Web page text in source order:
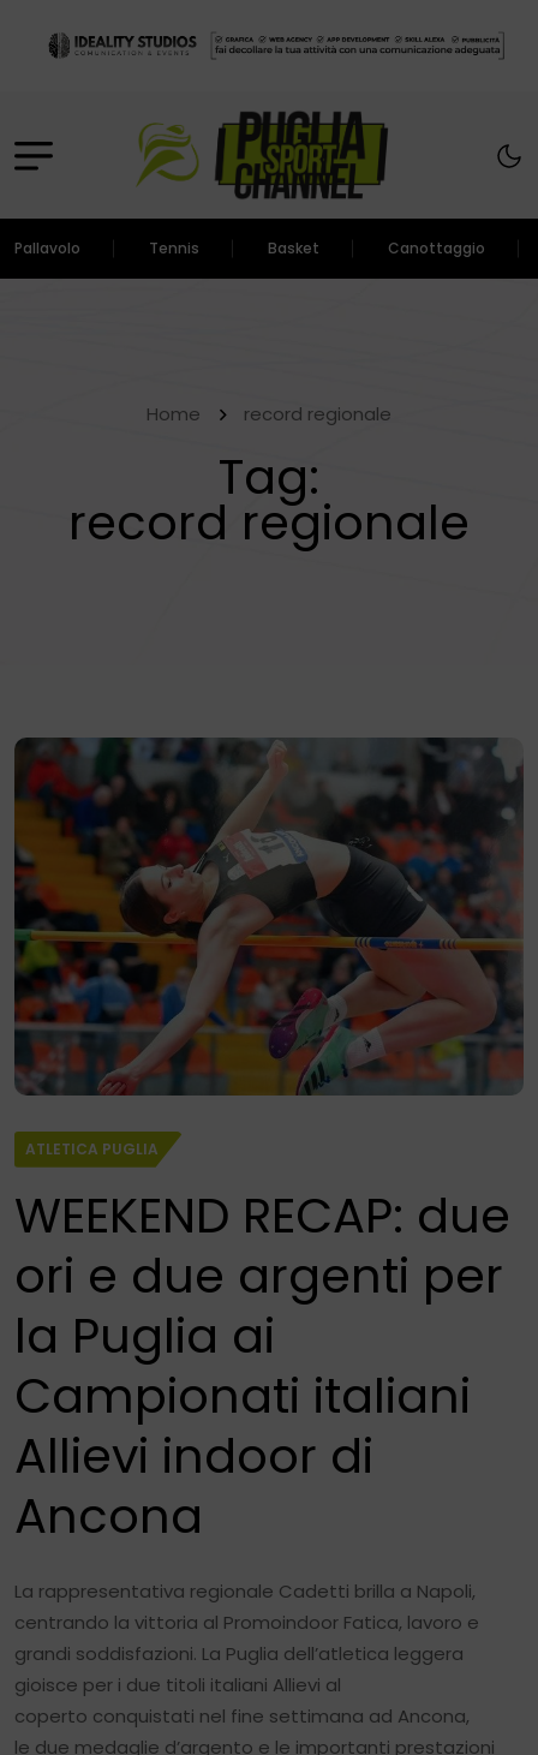
Pallavolo Tennis Basket Canottaggio
Home record regionale
Tag:
record regionale
ATLETICA PUGLIA
WEEKEND RECAP: due
ori e due argenti per
la Puglia ai
Campionati italiani
Allievi indoor di
Ancona
La rappresentativa regionale Cadetti brilla a Napoli,
centrando la vittoria al Promoindoor Fatica, lavoro e
grandi soddisfazioni. La Puglia dell’atletica leggera
gioisce per i due titoli italiani Allievi al
coperto conquistati nel fine settimana ad Ancona,
le due medaglie d’argento e le importanti prestazioni